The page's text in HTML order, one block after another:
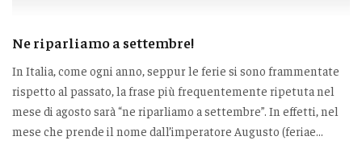
Ne riparliamo a settembre!
In Italia, come ogni anno, seppur le ferie si sono frammentate
rispetto al passato, la frase più frequentemente ripetuta nel
mese di agosto sarà “ne riparliamo a settembre”. In effetti, nel
mese che prende il nome dall’imperatore Augusto (feriae...